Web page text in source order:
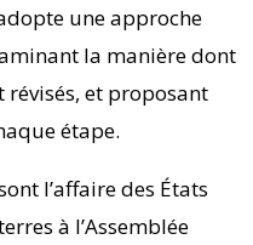
une approche
la manière dont
révisés, et proposant
étape.
l’affaire des États
à l’Assemblée